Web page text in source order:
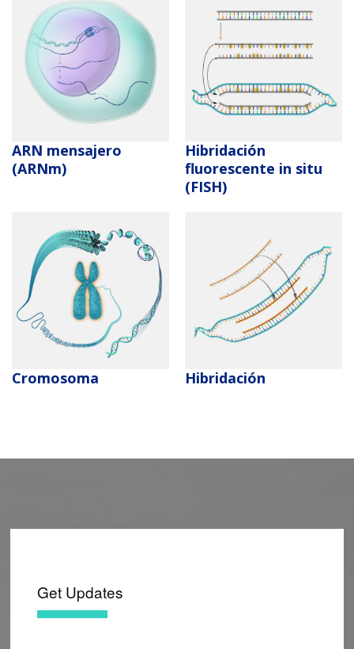
ARN mensajero
(ARNm)
Hibridación
fluorescente in situ
(FISH)
Cromosoma Hibridación
Get Updates